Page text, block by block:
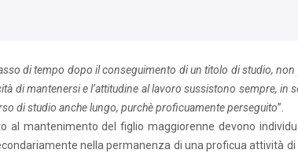
di tempo dopo il conseguimento di un titolo di studio,
di mantenersi e l’attitudine al lavoro sussistono sempre, in
di studio anche lungo, purchè proficuamente perseguito”.
al mantenimento del figlio maggiorenne devono
nella permanenza di una proficua attività